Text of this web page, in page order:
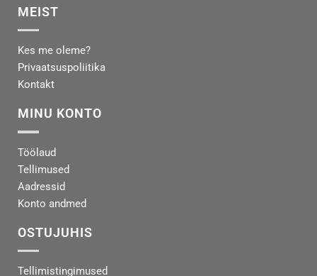
MEIST
Kes me oleme?
Privaatsuspoliitika
Kontakt
MINU KONTO
Töölaud
Tellimused
Aadressid
Konto andmed
OSTUJUHIS
Tellimistingimused